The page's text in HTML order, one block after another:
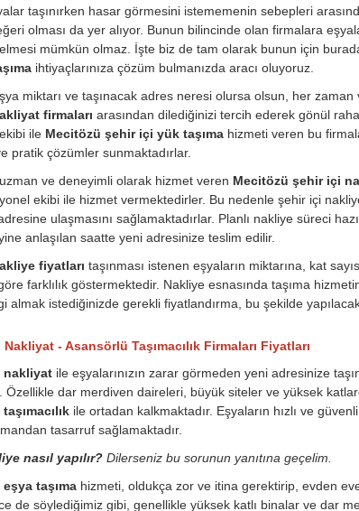
taşınırken hasar görmesini istememenin sebepleri
olması da yer alıyor. Bunun bilincinde olan firmalara
mümkün olmaz. İşte biz de tam olarak bunun için
ihtiyaçlarınıza çözüm bulmanızda aracı oluyoruz.
miktarı ve taşınacak adres neresi olursa olsun, her
firmaları arasından dilediğinizi tercih ederek gönül
ile Mecitözü şehir içi yük taşımahizmeti veren bu
pratik çözümler sunmaktadırlar.
ve deneyimli olarak hizmet veren Mecitözü şehir içi
ekibi ile hizmet vermektedirler. Bu nedenle şehir içi
ulaşmasını sağlamaktadırlar. Planlı nakliye süreci
anlaşılan saatte yeni adresinize teslim edilir.
fiyatları taşınması istenen eşyaların miktarına, kat
farklılık göstermektedir. Nakliye esnasında taşıma
almak istediğinizde gerekli fiyatlandırma, bu şekilde
- Asansörlü Taşımacılık Firmaları Fiyatları
nakliyat ile eşyalarınızın zarar görmeden yeni adresinize
dar merdiven daireleri, büyük siteler ve yüksek
ile ortadan kalkmaktadır. Eşyaların hızlı ve
tasarruf sağlamaktadır.
nasıl yapılır? Dilerseniz bu sorunun yanıtına geçelim.
taşıma hizmeti, oldukça zor ve itina gerektirip, evden
de söylediğimiz gibi, genellikle yüksek katlı binalar ve dar